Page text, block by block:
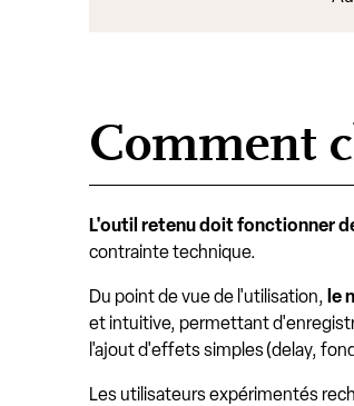
Comment
L'outil retenu doit fonctionner
contrainte technique.
Du point de vue de l'utilisation, le
et intuitive, permettant
l'ajout d'effets simples (delay,
Les utilisateurs expérimentés